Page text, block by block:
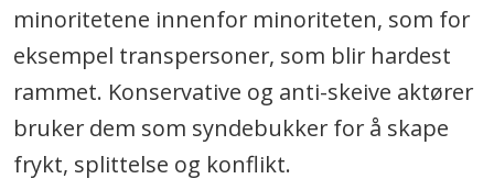
minoritetene innenfor minoriteten, som for
eksempel transpersoner, som blir hardest
rammet. Konservative og anti-skeive aktører
bruker dem som syndebukker for å skape
frykt, splittelse og konflikt.